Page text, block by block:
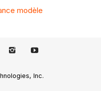
modèle
Inc.